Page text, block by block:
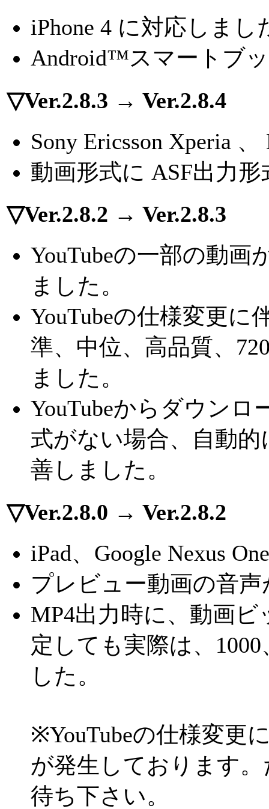
iPhone 4 に対応しまし
Android™スマートブ
▽Ver.2.8.3 → Ver.2.8.4
Sony Ericsson Xperia
動画形式に ASF出力
▽Ver.2.8.2 → Ver.2.8.3
YouTubeの一部の動
ました。
YouTubeの仕様変更に
準、中位、高品質、
ました。
YouTubeからダウン
式がない場合、自動
善しました。
▽Ver.2.8.0 → Ver.2.8.2
iPad、Google Nexus
プレビュー動画の音
MP4出力時に、動画ビ
定しても実際は、
した。
※YouTubeの仕様変更
が発生しております
待ち下さい。